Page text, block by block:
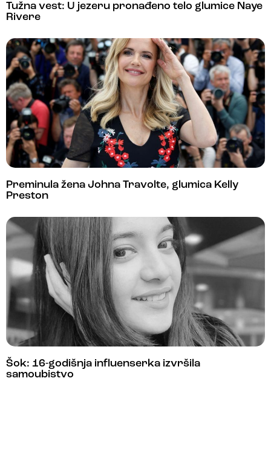
Tužna vest: U jezeru pronađeno telo glumice Naye
Rivere
Preminula žena Johna Travolte, glumica Kelly
Preston
Šok: 16-godišnja influenserka izvršila
samoubistvo